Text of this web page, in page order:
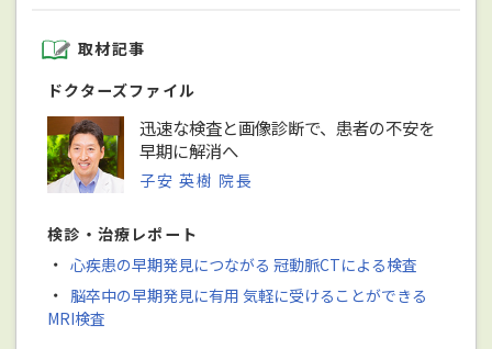
取材記事
ドクターズファイル
迅速な検査と画像診断で、患者の不安を
早期に解消へ
子安 英樹 院長
検診・治療レポート
・ 心疾患の早期発見につながる 冠動脈CTによる検査
・ 脳卒中の早期発見に有用 気軽に受けることができる
MRI検査